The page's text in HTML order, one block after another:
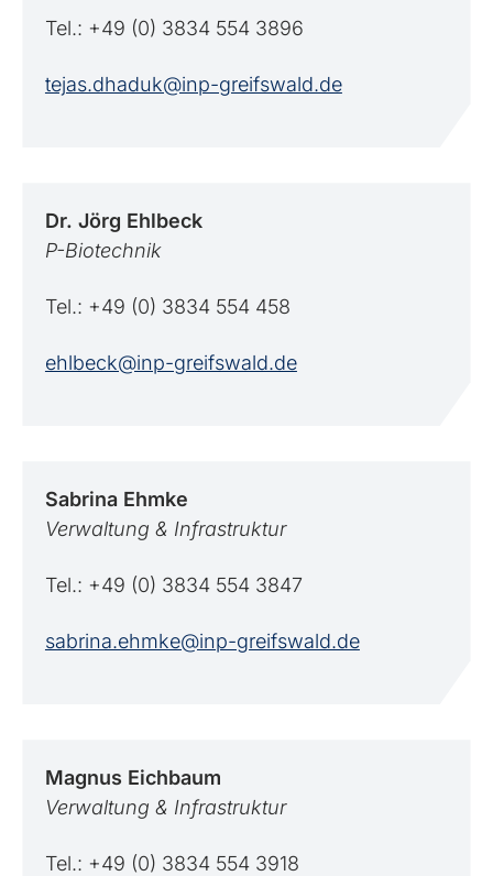
Tel.: +49 (0) 3834 554 3896
tejas.dhaduk@inp-greifswald.de
Dr. Jörg Ehlbeck
P-Biotechnik
Tel.: +49 (0) 3834 554 458
ehlbeck@inp-greifswald.de
Sabrina Ehmke
Verwaltung & Infrastruktur
Tel.: +49 (0) 3834 554 3847
sabrina.ehmke@inp-greifswald.de
Magnus Eichbaum
Verwaltung & Infrastruktur
Tel.: +49 (0) 3834 554 3918